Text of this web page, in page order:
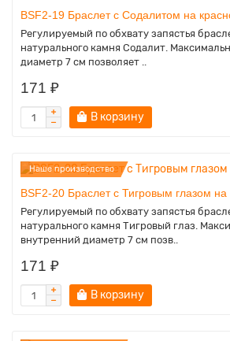
BSF2-19 Браслет с Содалитом на
Регулируемый по обхвату запястья
натурального камня Содалит.
диаметр 7 см позволяет ..
171 ₽
В корзину
Наше производство
BSF2-20 Браслет с Тигровым глазом
Регулируемый по обхвату запястья
натурального камня Тигровый глаз.
внутренний диаметр 7 см позв..
171 ₽
В корзину